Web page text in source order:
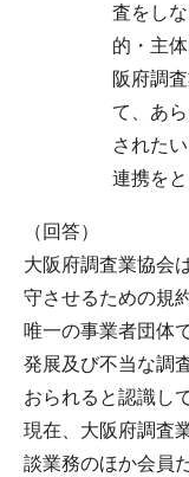
査をし
的・主
阪府調
て、あ
された
連携を
（回答）
大阪府調査業協会
守させるための規
唯一の事業者団体
発展及び不当な調
おられると認識し
現在、大阪府調査
談業務のほか会員